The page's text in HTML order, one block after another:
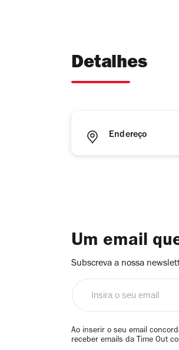
Detalhes
Endereço
Um email
Subscreva a nossa
email
Ao inserir o seu email
receber emails da Time Out